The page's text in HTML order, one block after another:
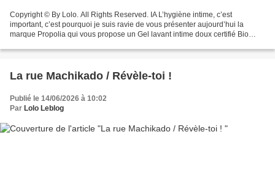
Copyright © By Lolo. All Rights Reserved. IA L’hygiène intime, c’est
important, c’est pourquoi je suis ravie de vous présenter aujourd’hui la
marque Propolia qui vous propose un Gel lavant intime doux certifié Bio
La rue Machikado / Révèle-toi !
Publié le 14/06/2026 à 10:02
Par Lolo Leblog